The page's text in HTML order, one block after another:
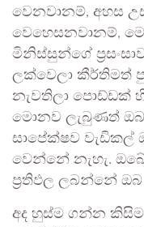
වෙනවානම්, අහස
වෙහෙසනවානම්,
මිනිස්සුන්ගේ
ලක්වෙලා කීර්තිමත්
නැවතිලා පොඩ්ඩක්
මොනව ලැබුණත් ඔබ
සාපේක්ෂව වැඩිකල්
වෙන්නේ නැහැ.
ප්‍රතිඵල ලබන්නේ
අද හුස්ම ගන්න